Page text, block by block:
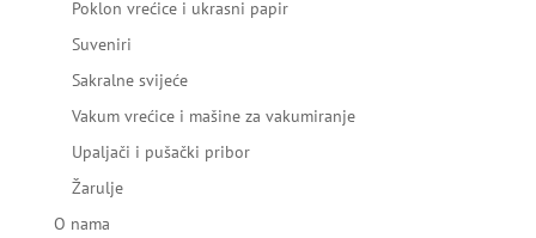
Poklon vrećice i ukrasni papir
Suveniri
Sakralne svijeće
Vakum vrećice i mašine za vakumiranje
Upaljači i pušački pribor
Žarulje
O nama